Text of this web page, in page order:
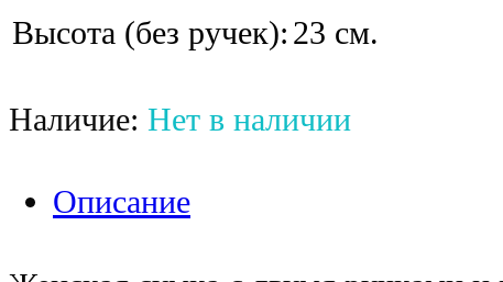
Высота (без ручек): 23 см.
Наличие: Нет в наличии
Описание